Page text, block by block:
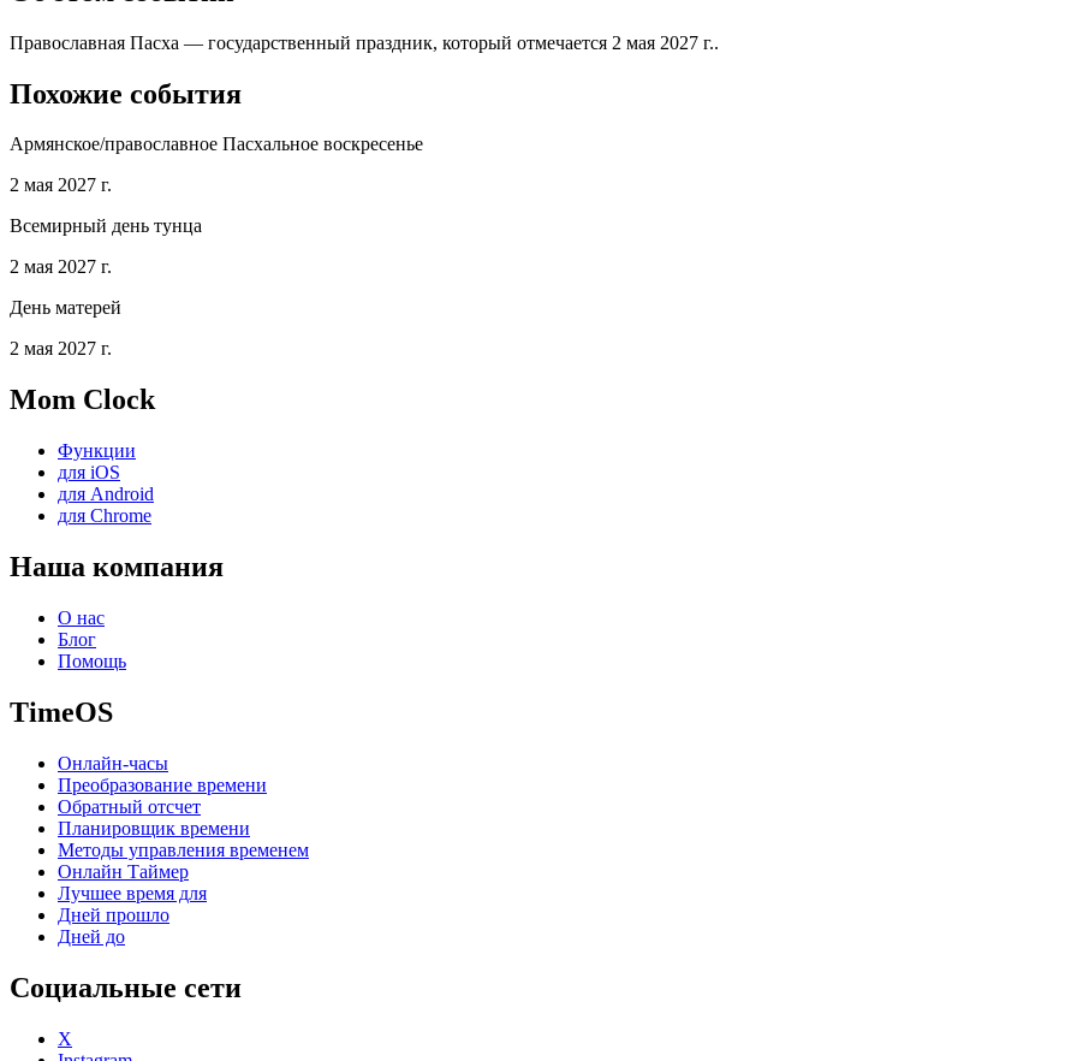
Православная Пасха — государственный праздник, который отмечается 2 мая 2027 г..
Похожие события
Армянское/православное Пасхальное воскресенье
2 мая 2027 г.
Всемирный день тунца
2 мая 2027 г.
День матерей
2 мая 2027 г.
Mom Clock
Функции
для iOS
для Android
для Chrome
Наша компания
О нас
Блог
Помощь
TimeOS
Онлайн-часы
Преобразование времени
Обратный отсчет
Планировщик времени
Методы управления временем
Онлайн Таймер
Лучшее время для
Дней прошло
Дней до
Социальные сети
X